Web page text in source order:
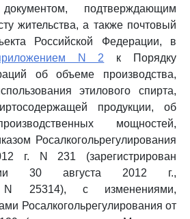
подтверждающим
жительства, а также почтовый
Российской Федерации, в
N 2 к Порядку
об объеме производства,
этилового спирта,
продукции, об
мощностей,
Росалкогольрегулирования
г. N 231 (зарегистрирован
30 августа 2012 г.,
N 25314), с изменениями,
Росалкогольрегулирования от